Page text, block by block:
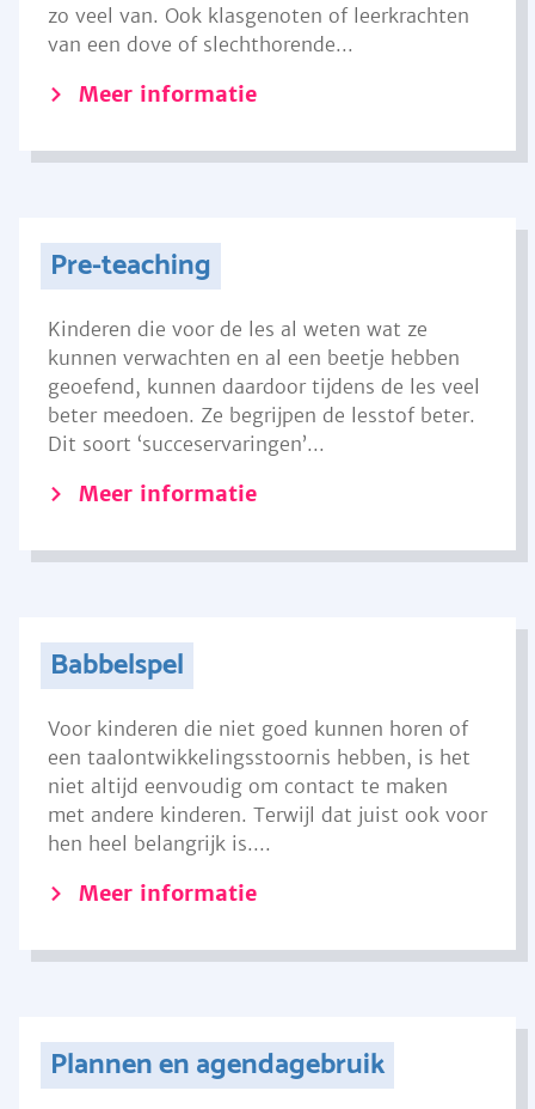
zo veel van. Ook klasgenoten of leerkrachten
van een dove of slechthorende...
Meer informatie
Pre-teaching
Kinderen die voor de les al weten wat ze
kunnen verwachten en al een beetje hebben
geoefend, kunnen daardoor tijdens de les veel
beter meedoen. Ze begrijpen de lesstof beter.
Dit soort ‘succeservaringen’...
Meer informatie
Babbelspel
Voor kinderen die niet goed kunnen horen of
een taalontwikkelingsstoornis hebben, is het
niet altijd eenvoudig om contact te maken
met andere kinderen. Terwijl dat juist ook voor
hen heel belangrijk is....
Meer informatie
Plannen en agendagebruik